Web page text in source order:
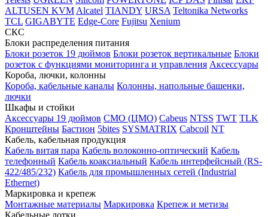
ALTUSEN KVM Alcatel TIANDY URSA Teltonika Networks
TCL GIGABYTE Edge-Core Fujitsu Xenium
СКС
Блоки распределения питания
Блоки розеток 19 дюймов Блоки розеток вертикальные Блоки
розеток с функциями мониторинга и управления Аксессуары
Короба, лючки, колонны
Короба, кабельные каналы Колонны, напольные башенки,
лючки
Шкафы и стойки
Аксессуары 19 дюймов CMO (ЦМО) Cabeus NTSS TWT TLK
Кронштейны Бастион 5bites SYSMATRIX Cabcoil NT
Кабель, кабельная продукция
Кабель витая пара Кабель волоконно-оптический Кабель
телефонный Кабель коаксиальный Кабель интерфейсный (RS-
422/485/232) Кабель для промышленных сетей (Industrial
Ethernet)
Маркировка и крепеж
Монтажные материалы Маркировка Крепеж и метизы
Кабельные лотки